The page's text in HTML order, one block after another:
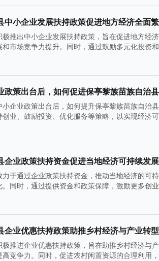
中小企业发展扶持政策促进地方经济全面
推出中小企业发展扶持政策，旨在促进地方经
市场竞争力提升。同时，通过鼓励多元化投资
政策出台后，如何促进保亭黎族苗族自治
企业政策出台后，如何提升保亭黎族苗族自治
业、鼓励投资、优化服务等策略，以实现经济
企业政策扶持资金促进当地经济可持续发展
于通过企业政策扶持资金，推动当地经济的可
同时，通过提供资金和政策保障，激励更多创
企业优惠扶持政策助推乡村经济与产业转
推进企业优惠扶持政策，旨在助推乡村经济与
竞争力。同时，促进农村闲置资源的合理利用